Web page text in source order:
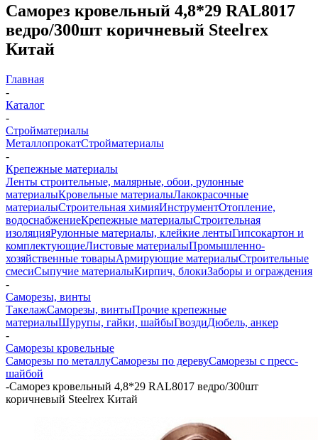
Саморез кровельный 4,8*29 RAL8017
ведро/300шт коричневый Steelrex
Китай
Главная
-
Каталог
-
Стройматериалы
МеталлопрокатСтройматериалы
-
Крепежные материалы
Ленты строительные, малярные, обои, рулонные
материалыКровельные материалыЛакокрасочные
материалыСтроительная химияИнструментОтопление,
водоснабжениеКрепежные материалыСтроительная
изоляцияРулонные материалы, клейкие лентыГипсокартон и
комплектующиеЛистовые материалыПромышленно-
хозяйственные товарыАрмирующие материалыСтроительные
смесиСыпучие материалыКирпич, блокиЗаборы и ограждения
-
Саморезы, винты
ТакелажСаморезы, винтыПрочие крепежные
материалыШурупы, гайки, шайбыГвоздиДюбель, анкер
-
Саморезы кровельные
Саморезы по металлуСаморезы по деревуСаморезы с пресс-
шайбой
-Саморез кровельный 4,8*29 RAL8017 ведро/300шт
коричневый Steelrex Китай